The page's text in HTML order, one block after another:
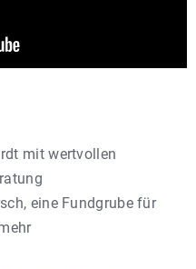
mit wertvollen
eine Fundgrube für